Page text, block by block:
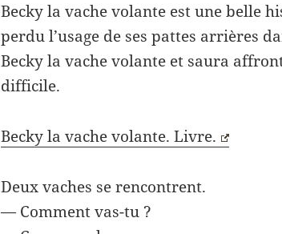
Becky la vache volante est une belle
perdu l’usage de ses pattes arrières
Becky la vache volante et saura
difficile.
Becky la vache volante. Livre.
Deux vaches se rencontrent.
— Comment vas-tu ?